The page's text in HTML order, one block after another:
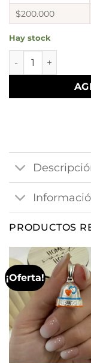
$200.000
Hay stock
a a dije 0 cruz 2
PRODUCTOS
¡Oferta!